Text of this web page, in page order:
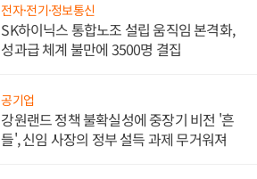
전자·전기·정보통신
SK하이닉스 통합노조 설립 움직임 본격화,
성과급 체계 불만에 3500명 결집
공기업
강원랜드 정책 불확실성에 중장기 비전 '흔
들', 신임 사장의 정부 설득 과제 무거워져